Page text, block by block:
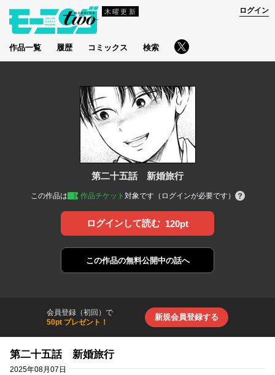
木曜更新
作品一覧 履歴 コミックス 検索
ログイン
第二十五話 新婚旅行
この作品は 作品チケット 対象です（ログインが必要です）
ログインして読む 120pt
この作品の無料公開中の話へ
会員登録（初回）で
50pt プレゼント！
新規会員登録する
第二十五話 新婚旅行
2025年08月07日